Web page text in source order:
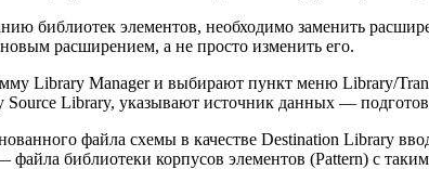
библиотек элементов, необходимо заменить
расширением, а не просто изменить его.
Library Manager и выбирают пункт меню Library/
Source Library, указывают источник данных —
файла схемы в качестве Destination Library
библиотеки корпусов элементов (Pattern) с